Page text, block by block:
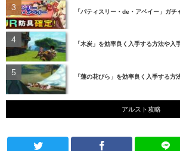
「パティスリー・de・アベイー」ガ
「木炭」を効率良く入手する方法や入
「蓮の花びら」を効率良く入手する方
アルスト攻略